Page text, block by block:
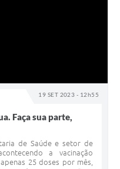
19 SET 2023 - 12h55
Faça sua parte,
de Saúde e setor de
a vacinação
25 doses por mês,